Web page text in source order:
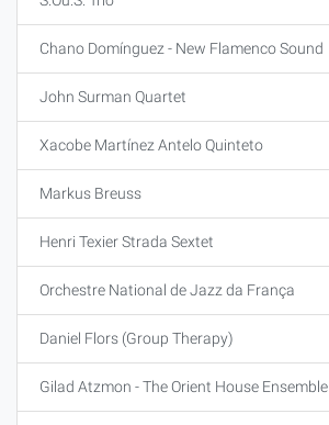
Chano Domínguez - New Flamenco Sound
John Surman Quartet
Xacobe Martínez Antelo Quinteto
Markus Breuss
Henri Texier Strada Sextet
Orchestre National de Jazz da França
Daniel Flors (Group Therapy)
Gilad Atzmon - The Orient House Ensemble